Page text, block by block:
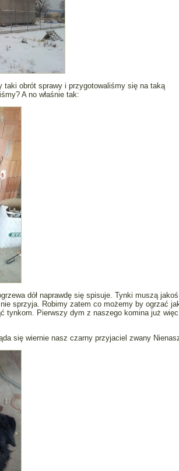
taki obrót sprawy i przygotowaliśmy się na taką
A no właśnie tak:
dół naprawdę się spisuje. Tynki muszą jakoś
sprzyja. Robimy zatem co możemy by ogrzać
tynkom. Pierwszy dym z naszego komina już
się wiernie nasz czarny przyjaciel zwany